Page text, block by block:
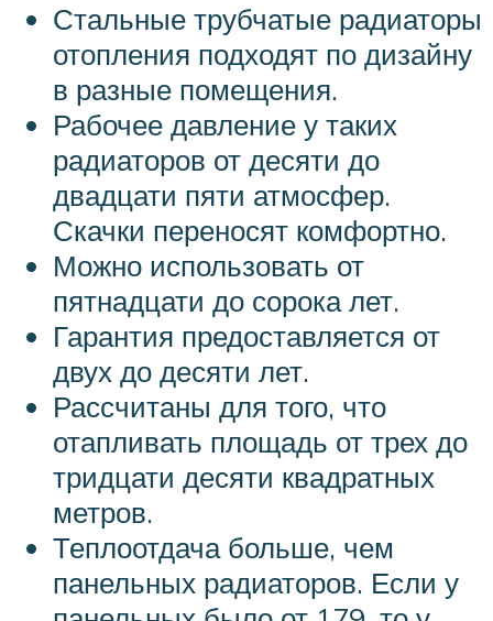
Стальные трубчатые радиаторы
отопления подходят по дизайну
в разные помещения.
Рабочее давление у таких
радиаторов от десяти до
двадцати пяти атмосфер.
Скачки переносят комфортно.
Можно использовать от
пятнадцати до сорока лет.
Гарантия предоставляется от
двух до десяти лет.
Рассчитаны для того, что
отапливать площадь от трех до
тридцати десяти квадратных
метров.
Теплоотдача больше, чем
панельных радиаторов. Если у